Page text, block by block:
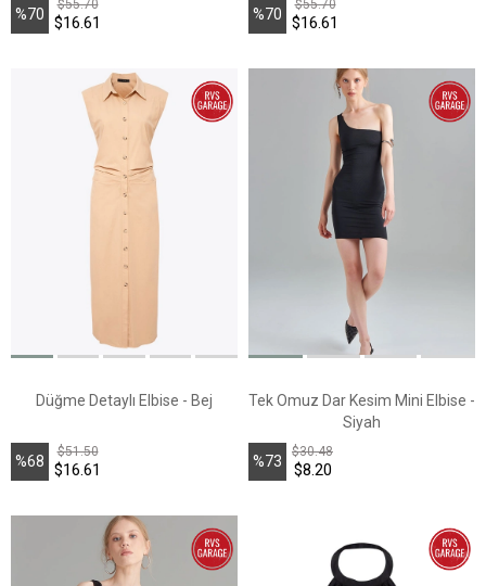
%70 $16.61
$55.70
%70 $16.61
$55.70
Düğme Detaylı Elbise - Bej
%68 $16.61
$51.50
Tek Omuz Dar Kesim Mini Elbise -
Siyah
%73 $8.20
$30.48